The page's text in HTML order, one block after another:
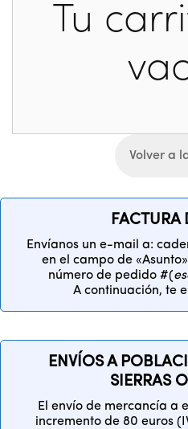
Tu
Volver a
FACTURA
Envíanos un e-mail a:
en el campo de
número de pedido #(
A continuación, te
ENVÍOS A
SIERRAS
El envío de mercancía a
incremento de 80 euros